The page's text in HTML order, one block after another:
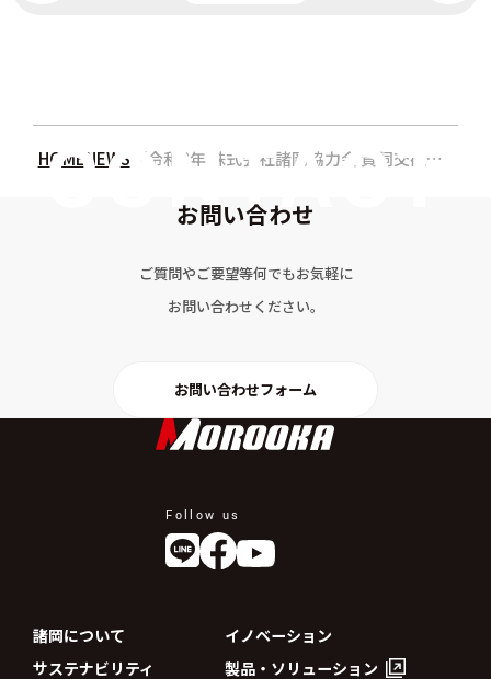
HOMENEWS 「令和8年 株式会社諸岡協力会 賀詞交歓会」を開催しました
お問い合わせ
ご質問やご要望等何でもお気軽に
お問い合わせください。
お問い合わせフォーム
Follow us
諸岡について
イノベーション
サステナビリティ
製品・ソリューション